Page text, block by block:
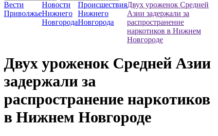
Вести
Приволжье
Новости
Нижнего
Новгорода
Происшествия
Нижнего
Новгорода
Двух уроженок Средней
Азии задержали за
распространение
наркотиков в Нижнем
Новгороде
Двух уроженок Средней Азии
задержали за
распространение наркотиков
в Нижнем Новгороде